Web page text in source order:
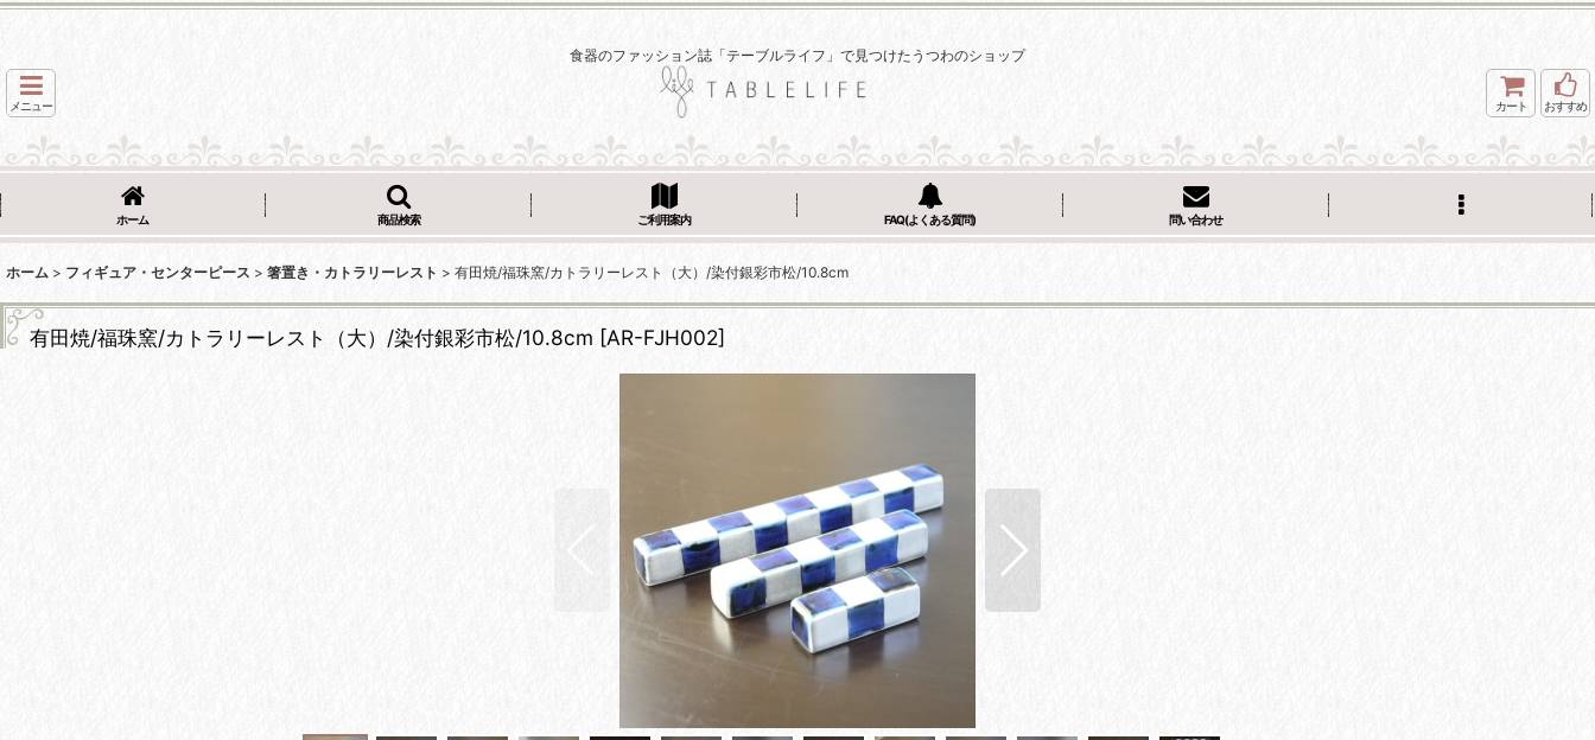
食器のファッション誌「テーブルライフ」で見つけたうつわのショップ
メニュー カート おすすめ
ホーム 商品検索 ご利用案内 FAQ(よくある質問) 問い合わせ
ホーム > フィギュア・センターピース > 箸置き・カトラリーレスト > 有田焼/福珠窯/カトラリーレスト（大）/染付銀彩市松/10.8cm
有田焼/福珠窯/カトラリーレスト（大）/染付銀彩市松/10.8cm [AR-FJH002]